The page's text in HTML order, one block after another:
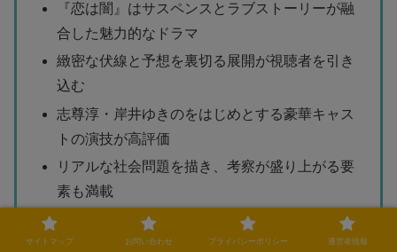
『恋は闇』はサスペンスとラブストーリーが融
合した魅力的なドラマ
緻密な伏線と予想を裏切る展開が視聴者を引き
込む
志尊淳・岸井ゆきのをはじめとする豪華キャス
トの演技が高評価
リアルな社会問題を描き、考察が盛り上がる要
素も満載
スリルと感情の揺れが絶妙に絡み合い、最後ま
で目が離せない
サイトマップ お問い合わせ プライバシーポリシー 運営者情報